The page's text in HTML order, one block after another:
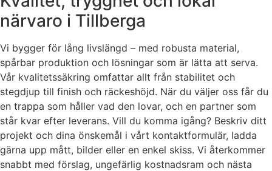
närvaro i Tillberga
Vi bygger för lång livslängd – med robusta material,
spårbar produktion och lösningar som är lätta att serva.
Vår kvalitetssäkring omfattar allt från stabilitet och
stegdjup till finish och räckeshöjd. När du väljer oss får du
en trappa som håller vad den lovar, och en partner som
står kvar efter leverans. Vill du komma igång? Beskriv ditt
projekt och dina önskemål i vårt kontaktformulär, ladda
gärna upp mått, bilder eller en enkel skiss. Vi återkommer
snabbt med förslag, ungefärlig kostnadsram och nästa